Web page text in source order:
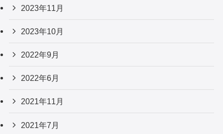
2023年11月
2023年10月
2022年9月
2022年6月
2021年11月
2021年7月